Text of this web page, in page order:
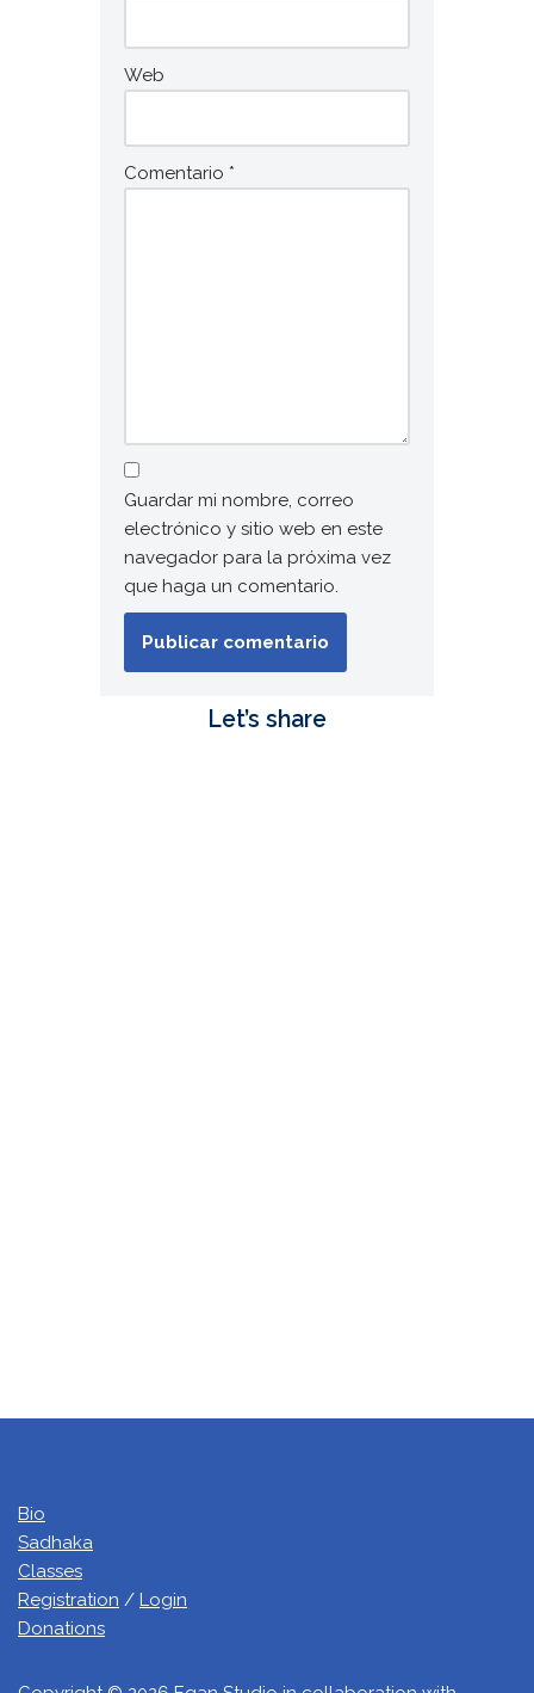
Web
Comentario *
Guardar mi nombre, correo
electrónico y sitio web en este
navegador para la próxima vez
que haga un comentario.
Let’s share
Bio
Sadhaka
Classes
Registration / Login
Donations